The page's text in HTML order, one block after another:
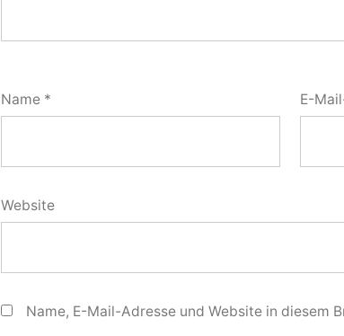
Name * E-
Website
Name, E-Mail-Adresse und Website in diesem